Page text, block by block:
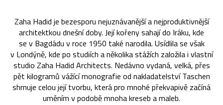
Zaha Hadid je bezesporu nejuznávanější a nejproduktivnější
architektkou dnešní doby. Její kořeny sahají do Iráku, kde
se v Bagdádu v roce 1950 také narodila. Usídlila se však
v Londýně, kde po studiích a několika stážích založila i vlastní
studio Zaha Hadid Architects. Nedávno vydaná, velká, přes
pět kilogramů vážící monografie od nakladatelství Taschen
shrnuje celou její tvorbu, která pro mnohé překvapivě začíná
uměním v podobě mnoha kreseb a maleb.